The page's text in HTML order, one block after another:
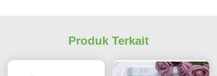
Produk Terkait